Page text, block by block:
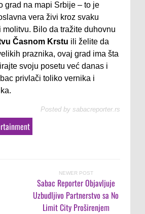
grad na mapi Srbije – to je
vera živi kroz svaku
molitvu. Bilo da tražite duhovnu
Časnom Krstu ili želite da
praznika, ovaj grad ima šta
svoju posetu već danas i
privlači toliko vernika i
Posted by sabacreporter.rs
NEWER POST
Sabac Reporter Objavljuje
Uzbudljivo Partnerstvo sa No
Limit City Proširenjem